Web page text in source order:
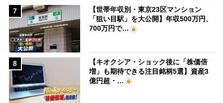
7
【世帯年収別・東京23区マンション
「狙い目駅」を大公開】年収500万円、
700万円で…
8
【キオクシア・ショック後に「株価倍
増」も期待できる注目銘柄5選】資産3
億円超・…